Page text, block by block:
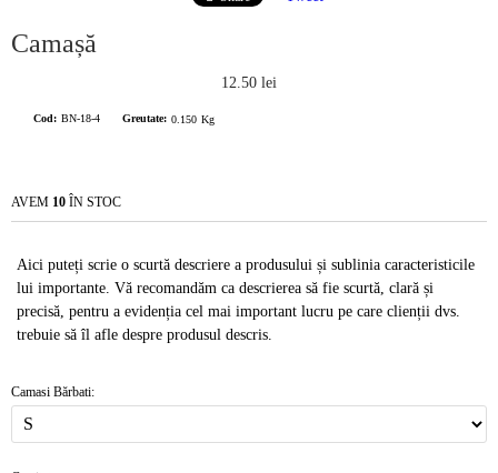
Camașă
12.50 lei
Cod: BN-18-4 Greutate: 0.150 Kg
AVEM 10 ÎN STOC
Aici puteți scrie o scurtă descriere a produsului și sublinia caracteristicile
lui importante. Vă recomandăm ca descrierea să fie scurtă, clară și
precisă, pentru a evidenția cel mai important lucru pe care clienții dvs.
trebuie să îl afle despre produsul descris.
Camasi Bărbati: